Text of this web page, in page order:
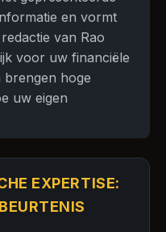
en vormt
van Rao
voor uw financiële
brengen hoge
uw eigen
EXPERTISE: